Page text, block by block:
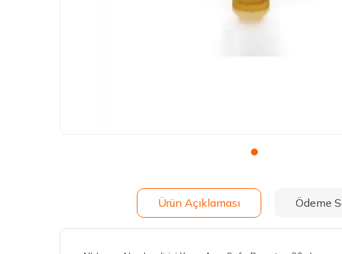
Ürün Açıklaması Ödeme